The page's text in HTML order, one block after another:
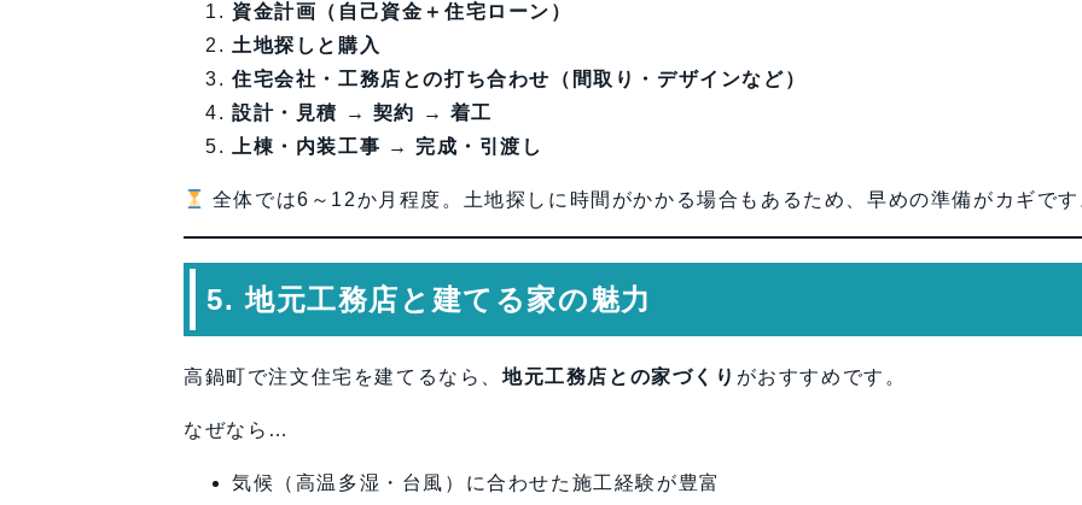
資金計画（自己資金＋住宅ローン）
土地探しと購入
住宅会社・工務店との打ち合わせ（間取り・デザインなど）
設計・見積 → 契約 → 着工
上棟・内装工事 → 完成・引渡し
全体では6～12か月程度。土地探しに時間がかかる場合もあるため、早めの準備がカギです
5. 地元工務店と建てる家の魅力
高鍋町で注文住宅を建てるなら、 地元工務店との家づくり がおすすめです。
なぜなら…
気候（高温多湿・台風）に合わせた施工経験が豊富